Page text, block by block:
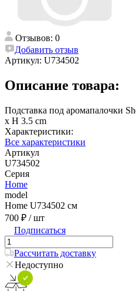
Отзывов: 0
Добавить отзыв
Артикул: U734502
Описание товара:
Подставка под аромапалочки
x H 3.5 cm
Характеристики:
Все характеристики
Артикул
U734502
Серия
Home
model
Home U734502 см
700 ₽ / шт
Подписаться
Рассчитать доставку
Недоступно